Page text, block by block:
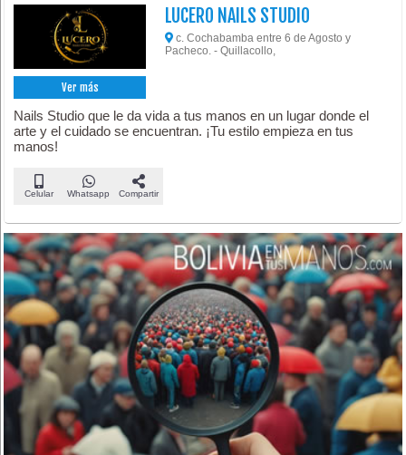
Ver más
LUCERO NAILS STUDIO
c. Cochabamba entre 6 de Agosto y
Pacheco. - Quillacollo,
Nails Studio que le da vida a tus manos en un lugar donde el
arte y el cuidado se encuentran. ¡Tu estilo empieza en tus
manos!
Celular Whatsapp Compartir